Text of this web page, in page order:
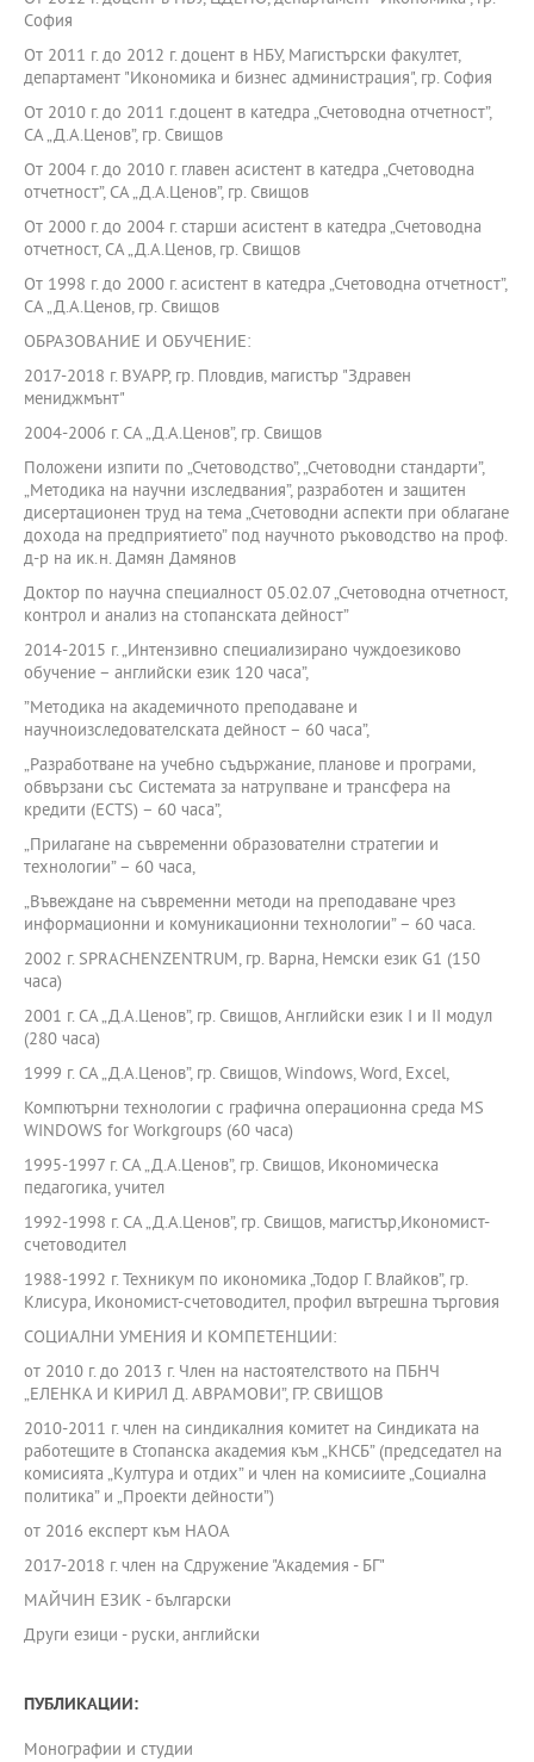
София
От 2011 г. до 2012 г. доцент в НБУ, Магистърски факултет,
департамент "Икономика и бизнес администрация", гр. София
От 2010 г. до 2011 г.доцент в катедра „Счетоводна отчетност”,
СА „Д.А.Ценов”, гр. Свищов
От 2004 г. до 2010 г. главен асистент в катедра „Счетоводна
отчетност”, СА „Д.А.Ценов”, гр. Свищов
От 2000 г. до 2004 г. старши асистент в катедра „Счетоводна
отчетност, СА „Д.А.Ценов, гр. Свищов
От 1998 г. до 2000 г. асистент в катедра „Счетоводна отчетност”,
СА „Д.А.Ценов, гр. Свищов
ОБРАЗОВАНИЕ И ОБУЧЕНИЕ:
2017-2018 г. ВУАРР, гр. Пловдив, магистър "Здравен
мениджмънт"
2004-2006 г. СА „Д.А.Ценов”, гр. Свищов
Положени изпити по „Счетоводство”, „Счетоводни стандарти”,
„Методика на научни изследвания”, разработен и защитен
дисертационен труд на тема „Счетоводни аспекти при облагане
дохода на предприятието” под научното ръководство на проф.
д-р на ик.н. Дамян Дамянов
Доктор по научна специалност 05.02.07 „Счетоводна отчетност,
контрол и анализ на стопанската дейност”
2014-2015 г. „Интензивно специализирано чуждоезиково
обучение – английски език 120 часа”,
”Методика на академичното преподаване и
научноизследователската дейност – 60 часа”,
„Разработване на учебно съдържание, планове и програми,
обвързани със Системата за натрупване и трансфера на
кредити (ECTS) – 60 часа”,
„Прилагане на съвременни образователни стратегии и
технологии” – 60 часа,
„Въвеждане на съвременни методи на преподаване чрез
информационни и комуникационни технологии” – 60 часа.
2002 г. SPRACHENZENTRUM, гр. Варна, Немски език G1 (150
часа)
2001 г. СА „Д.А.Ценов”, гр. Свищов, Английски език I и II модул
(280 часа)
1999 г. СА „Д.А.Ценов”, гр. Свищов, Windows, Word, Excel,
Компютърни технологии с графична операционна среда MS
WINDOWS for Workgroups (60 часа)
1995-1997 г. СА „Д.А.Ценов”, гр. Свищов, Икономическа
педагогика, учител
1992-1998 г. СА „Д.А.Ценов”, гр. Свищов, магистър,Икономист-
счетоводител
1988-1992 г. Техникум по икономика „Тодор Г. Влайков”, гр.
Клисура, Икономист-счетоводител, профил вътрешна търговия
СОЦИАЛНИ УМЕНИЯ И КОМПЕТЕНЦИИ:
от 2010 г. до 2013 г. Член на настоятелството на ПБНЧ
„ЕЛЕНКА И КИРИЛ Д. АВРАМОВИ”, ГР. СВИЩОВ
2010-2011 г. член на синдикалния комитет на Синдиката на
работещите в Стопанска академия към „КНСБ” (председател на
комисията „Култура и отдих” и член на комисиите „Социална
политика” и „Проекти дейности”)
от 2016 експерт към НАОА
2017-2018 г. член на Сдружение "Академия - БГ"
МАЙЧИН ЕЗИК - български
Други езици - руски, английски
ПУБЛИКАЦИИ:
Монографии и студии